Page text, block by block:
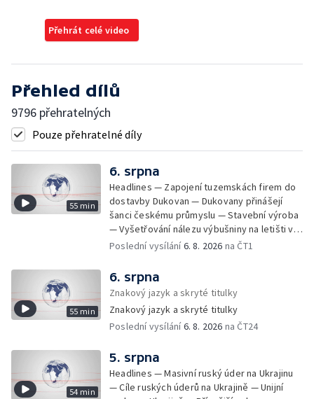
Přehrát celé video
Přehled dílů
9796 přehratelných
Pouze přehratelné díly
55 min
6. srpna
Headlines — Zapojení tuzemskách firem do
dostavby Dukovan — Dukovany přinášejí
šanci českému průmyslu — Stavební výroba
— Vyšetřování nálezu výbušniny na letišti v
Lipsku — Bourání torza vyhořelé budovy ve
Omezování spotřeby vody v Jihlavě — Čistý
zisk bank — Jednání o ukončení bojů na
Blízkém východě — Opakované údery na
jižní Libanon — Přibylo zásahů horské služby
— Bezpečnostní opatření kvůli Evropské lize
Oscara — Doživotní trest pro Afghánce —
Slevy na jízdném — Aktualizace plánu
adaptace na klimatické změny — Letošní
Poslední vysílání6. 8. 2026 na ČT1
55 min
6. srpna
Znakový jazyk a skryté titulky
Znakový jazyk a skryté titulky
Poslední vysílání6. 8. 2026 na ČT24
54 min
5. srpna
Headlines — Masivní ruský úder na Ukrajinu
— Cíle ruských úderů na Ukrajině — Unijní